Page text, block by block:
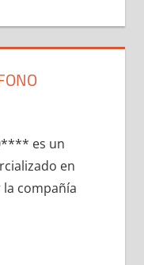
es un
en
la compañía